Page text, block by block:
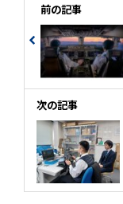
前の記事
次の記事